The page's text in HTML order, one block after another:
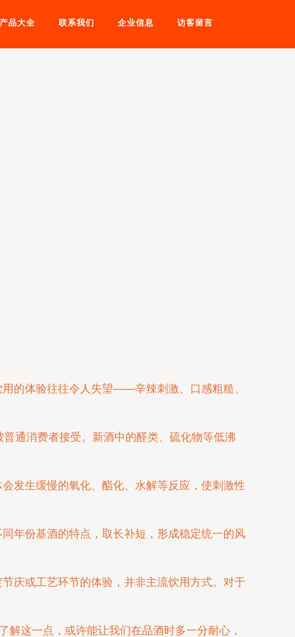
产品大全 联系我们 企业信息 访客留言
的体验往往令人失望——辛辣刺激、口感粗糙、
通消费者接受。新酒中的醛类、硫化物等低沸
发生缓慢的氧化、酯化、水解等反应，使刺激性
年份基酒的特点，取长补短，形成稳定统一的风
庆或工艺环节的体验，并非主流饮用方式。对于
解这一点，或许能让我们在品酒时多一分耐心，